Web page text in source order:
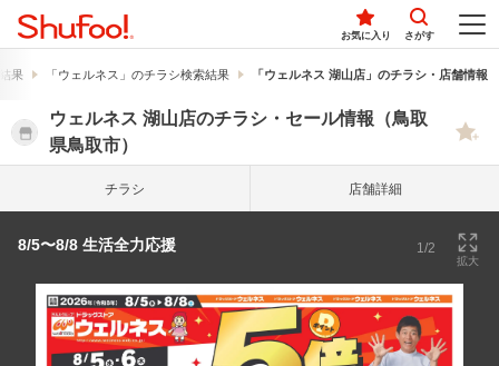
お気に入り さがす
果 「ウェルネス」のチラシ検索結果 「ウェルネス 湖山店」のチラシ・店舗情報
ウェルネス 湖山店のチラシ・セール情報（鳥取
県鳥取市）
チラシ 店舗詳細
8/5〜8/8 生活全力応援 1/2
拡大